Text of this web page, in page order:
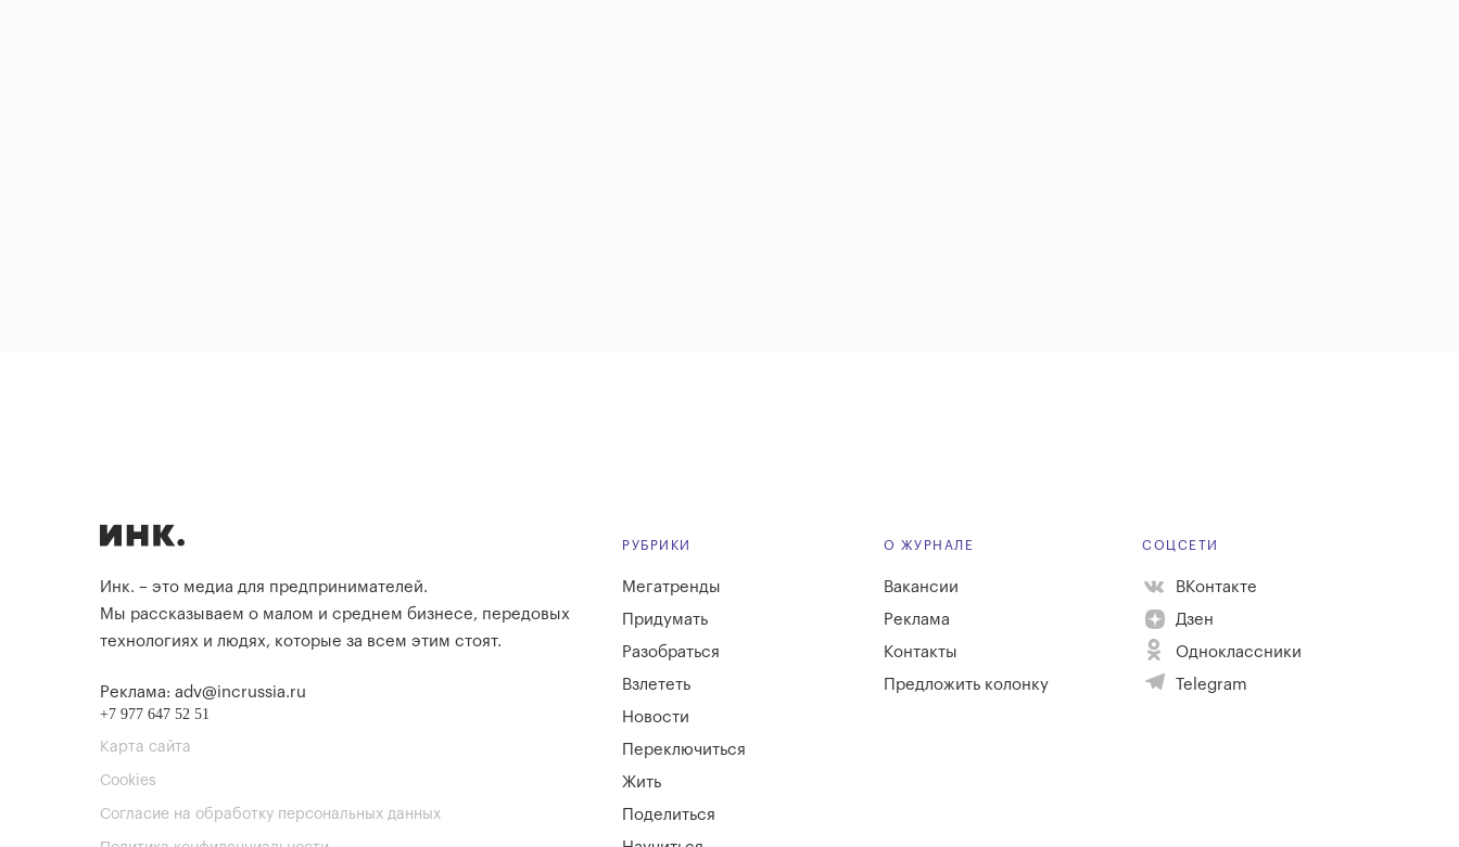
Инк. – это медиа для предпринимателей.
Мы рассказываем о малом и среднем бизнесе, передовых
технологиях и людях, которые за всем этим стоят.
Реклама: adv@incrussia.ru
+7 977 647 52 51
Карта сайта
Cookies
Согласие на обработку персональных данных
РУБРИКИ
Мегатренды
Придумать
Разобраться
Взлететь
Новости
Переключиться
Жить
Поделиться
О ЖУРНАЛЕ
Вакансии
Реклама
Контакты
Предложить колонку
СОЦСЕТИ
ВКонтакте
Дзен
Одноклассники
Telegram